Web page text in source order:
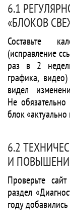
6.1
«БЛОКОВ
Составьте
(исправление
раз в 2
графика,
видел
Не обязательно
блок
6.2
И
Проверьте
раздел
году